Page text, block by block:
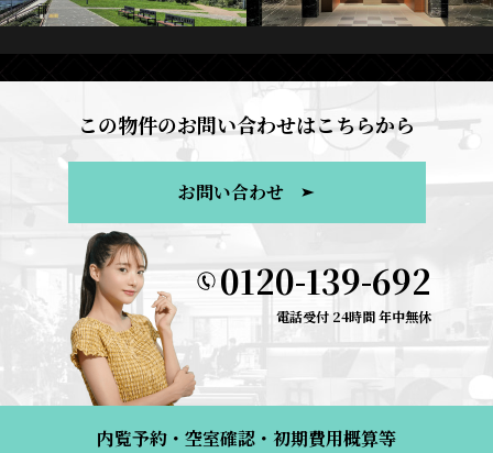
この物件のお問い合わせはこちらから
お問い合わせ
0120-139-692
電話受付 24時間 年中無休
内覧予約・空室確認・初期費用概算等